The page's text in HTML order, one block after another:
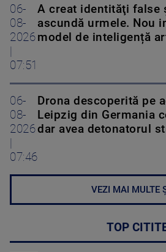
06-
08-
2026
07:51
A creat identităţi false
ascundă urmele. Nou
model de inteligență
06-
08-
2026
07:46
Drona descoperită pe
Leipzig din Germania
dar avea detonatorul
VEZI MAI MULTE
TOP